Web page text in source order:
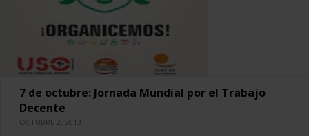
7 de octubre: Jornada Mundial por el Trabajo
Decente
OCTUBRE 2, 2013